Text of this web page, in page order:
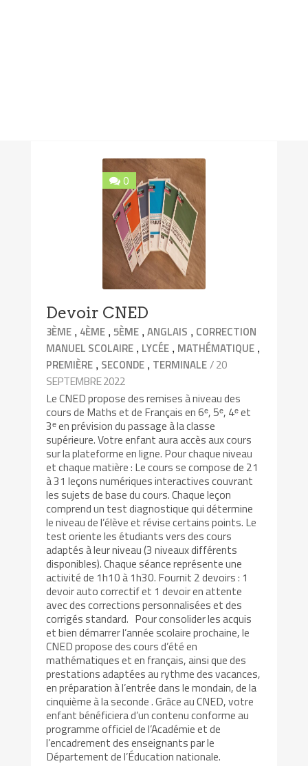
0
Devoir CNED
3ÈME , 4ÈME ,5ÈME ,ANGLAIS , CORRECTION
MANUEL SCOLAIRE , LYCÉE , MATHÉMATIQUE ,
PREMIÈRE , SECONDE , TERMINALE/ 20
SEPTEMBRE 2022
Le CNED propose des remises à niveau des
cours de Maths et de Français en 6ᵉ, 5ᵉ, 4ᵉ et
3ᵉ en prévision du passage à la classe
supérieure. Votre enfant aura accès aux cours
sur la plateforme en ligne. Pour chaque niveau
et chaque matière : Le cours se compose de 21
à 31 leçons numériques interactives couvrant
les sujets de base du cours. Chaque leçon
comprend un test diagnostique qui détermine
le niveau de l’élève et révise certains points. Le
test oriente les étudiants vers des cours
adaptés à leur niveau (3 niveaux différents
disponibles). Chaque séance représente une
activité de 1h10 à 1h30. Fournit 2 devoirs : 1
devoir auto correctif et 1 devoir en attente
avec des corrections personnalisées et des
corrigés standard. Pour consolider les acquis
et bien démarrer l’année scolaire prochaine, le
CNED propose des cours d’été en
mathématiques et en français, ainsi que des
prestations adaptées au rythme des vacances,
en préparation à l’entrée dans le mondain, de la
cinquième à la seconde . Grâce au CNED, votre
enfant bénéficiera d’un contenu conforme au
programme officiel de l’Académie et de
l’encadrement des enseignants par le
Département de l’Éducation nationale.